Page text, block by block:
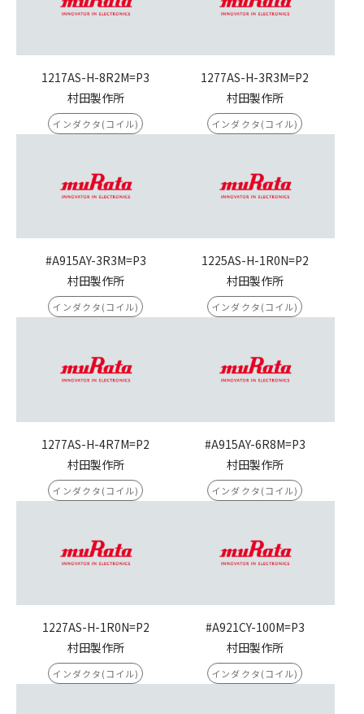
1217AS-H-8R2M=P3
村田製作所
インダクタ(コイル)
1277AS-H-3R3M=P2
村田製作所
インダクタ(コイル)
#A915AY-3R3M=P3
村田製作所
インダクタ(コイル)
1225AS-H-1R0N=P2
村田製作所
インダクタ(コイル)
1277AS-H-4R7M=P2
村田製作所
インダクタ(コイル)
#A915AY-6R8M=P3
村田製作所
インダクタ(コイル)
1227AS-H-1R0N=P2
村田製作所
インダクタ(コイル)
#A921CY-100M=P3
村田製作所
インダクタ(コイル)